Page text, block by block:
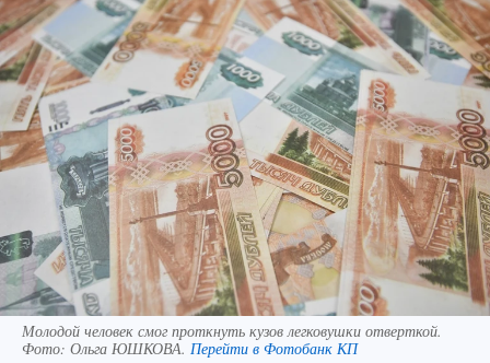
Молодой человек смог проткнуть кузов легковушки отверткой.
Фото: Ольга ЮШКОВА. Перейти в Фотобанк КП